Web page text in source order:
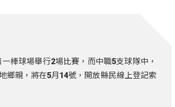
棒球場舉行2場比賽，而中職5支球隊中，
鄉親，將在5月14號，開放縣民線上登記索